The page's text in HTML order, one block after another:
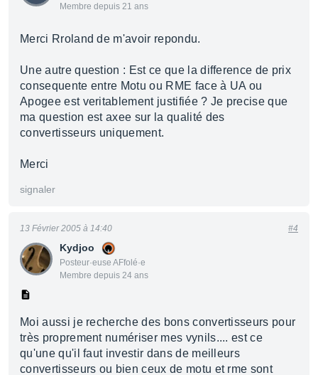
Membre depuis 21 ans
Merci Rroland de m'avoir repondu.
Une autre question : Est ce que la difference de prix
consequente entre Motu ou RME face à UA ou
Apogee est veritablement justifiée ? Je precise que
ma question est axee sur la qualité des
convertisseurs uniquement.
Merci
signaler
Kydjoo
Posteur·euse AFfolé·e
Membre depuis 24 ans
13 Février 2005 à 14:40 #4
Moi aussi je recherche des bons convertisseurs pour
très proprement numériser mes vynils.... est ce
qu'une qu'il faut investir dans de meilleurs
convertisseurs ou bien ceux de motu et rme sont